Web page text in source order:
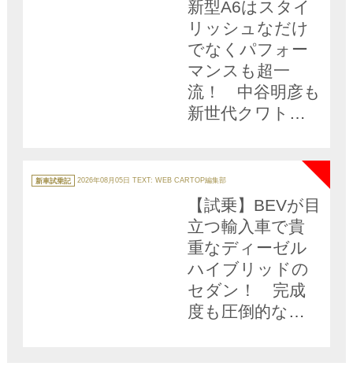
新型A6はスタイ
リッシュなだけ
でなくパフォー
マンスも超一
流！ 中谷明彦も
新世代クワトロ
テ
ゴ
新車試乗記 2026年08月05日 TEXT: WEB CARTOP編集部
【試乗】BEVが目
立つ輸入車で貴
重なディーゼル
ハイブリッドの
セダン！ 完成
度も圧倒的な